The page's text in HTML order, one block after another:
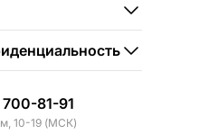
81-91
10-19 (МСК)